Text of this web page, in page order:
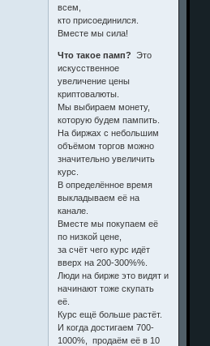
всем,
кто присоединился.
Вместе мы сила!
Что такое памп? Это
искусственное
увеличение цены
криптовалюты.
Мы выбираем монету,
которую будем пампить.
На биржах с небольшим
объёмом торгов можно
значительно увеличить
курс.
В определённое время
выкладываем её на
канале.
Вместе мы покупаем её
по низкой цене,
за счёт чего курс идёт
вверх на 200-300%%.
Люди на бирже это видят и
начинают тоже скупать
её.
Курс ещё больше растёт.
И когда достигаем 700-
1000%, продаём её в 10